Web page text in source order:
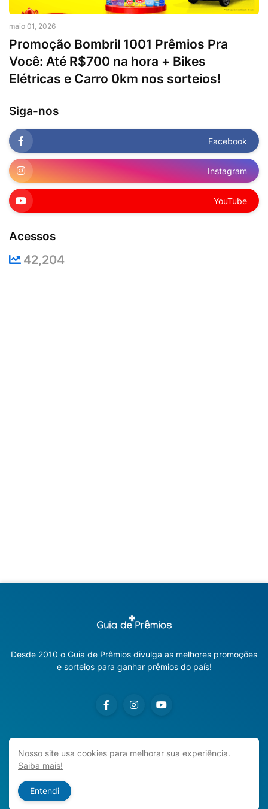
maio 01, 2026
Promoção Bombril 1001 Prêmios Pra
Você: Até R$700 na hora + Bikes
Elétricas e Carro 0km nos sorteios!
Siga-nos
Facebook
Instagram
YouTube
Acessos
42,204
Desde 2010 o Guia de Prêmios divulga as melhores promoções
e sorteios para ganhar prêmios do país!
Copyright ©
Início
Sobre o Blog
Nosso site usa cookies para melhorar sua experiência.
Saiba mais!
Entendi